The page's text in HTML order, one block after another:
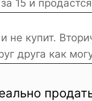
15 и
не купит.
друга как